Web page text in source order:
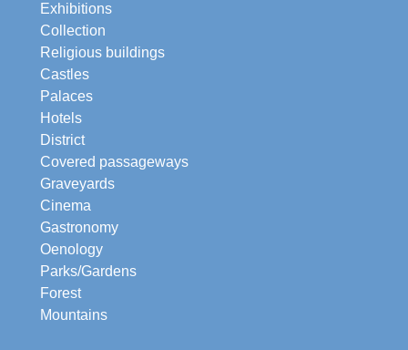
Exhibitions
Collection
Religious buildings
Castles
Palaces
Hotels
District
Covered passageways
Graveyards
Cinema
Gastronomy
Oenology
Parks/Gardens
Forest
Mountains